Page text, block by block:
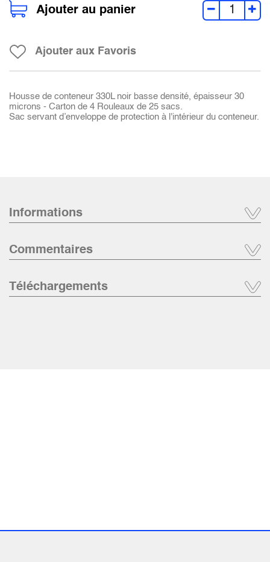
Ajouter au panier
Ajouter aux Favoris
Housse de conteneur 330L noir basse densité, épaisseur 30
microns - Carton de 4 Rouleaux de 25 sacs.
Sac servant d’enveloppe de protection à l'intérieur du conteneur.
Informations
Commentaires
Téléchargements